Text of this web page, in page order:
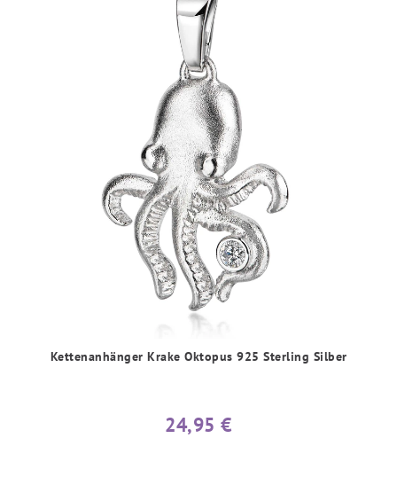
Kettenanhänger Krake Oktopus 925 Sterling Silber
24,95 €